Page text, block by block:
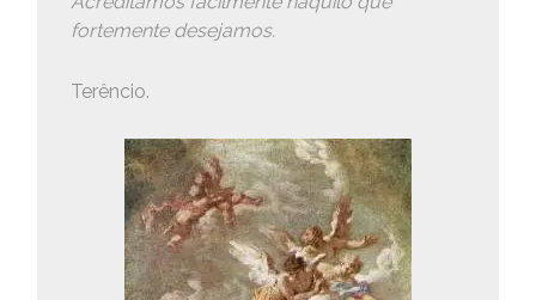
fortemente desejamos.
Terêncio.